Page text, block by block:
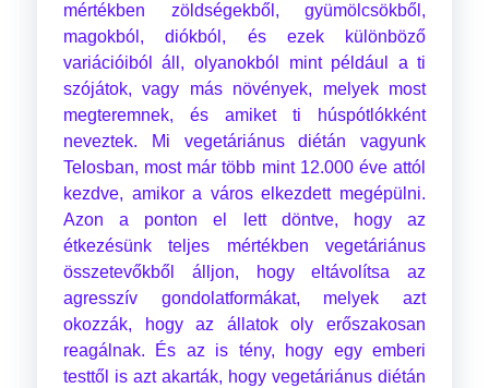
mértékben zöldségekből, gyümölcsökből,
magokból, diókból, és ezek különböző
variációiból áll, olyanokból mint például a ti
szójátok, vagy más növények, melyek most
megteremnek, és amiket ti húspótlókként
neveztek. Mi vegetáriánus diétán vagyunk
Telosban, most már több mint 12.000 éve attól
kezdve, amikor a város elkezdett megépülni.
Azon a ponton el lett döntve, hogy az
étkezésünk teljes mértékben vegetáriánus
összetevőkből álljon, hogy eltávolítsa az
agresszív gondolatformákat, melyek azt
okozzák, hogy az állatok oly erőszakosan
reagálnak. És az is tény, hogy egy emberi
testtől is azt akarták, hogy vegetáriánus diétán